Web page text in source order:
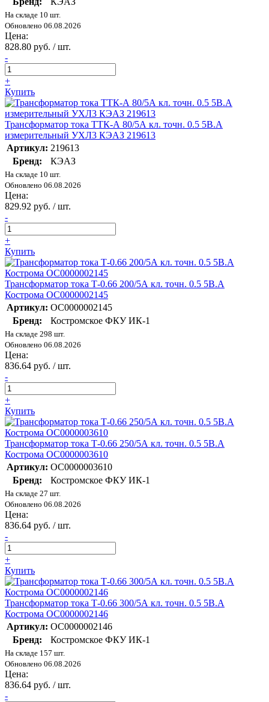
На складе 10 шт.
Обновлено 06.08.2026
Цена:
828.80 руб. / шт.
-
+
Купить
Трансформатор тока ТТК-А 80/5А кл. точн. 0.5 5В.А
измерительный УХЛ3 КЭАЗ 219613
Артикул: 219613
Бренд:
КЭАЗ
На складе 10 шт.
Обновлено 06.08.2026
Цена:
829.92 руб. / шт.
-
+
Купить
Трансформатор тока Т-0.66 200/5А кл. точн. 0.5 5В.А
Кострома ОС0000002145
Артикул: ОС0000002145
Бренд:
Костромское ФКУ ИК-1
На складе 298 шт.
Обновлено 06.08.2026
Цена:
836.64 руб. / шт.
-
+
Купить
Трансформатор тока Т-0.66 250/5А кл. точн. 0.5 5В.А
Кострома ОС0000003610
Артикул: ОС0000003610
Бренд:
Костромское ФКУ ИК-1
На складе 27 шт.
Обновлено 06.08.2026
Цена:
836.64 руб. / шт.
-
+
Купить
Трансформатор тока Т-0.66 300/5А кл. точн. 0.5 5В.А
Кострома ОС0000002146
Артикул: ОС0000002146
Бренд:
Костромское ФКУ ИК-1
На складе 157 шт.
Обновлено 06.08.2026
Цена:
836.64 руб. / шт.
-